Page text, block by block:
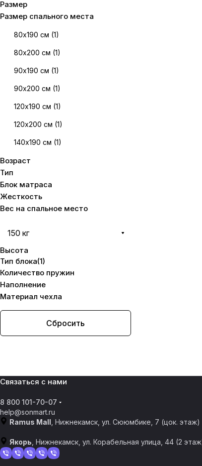
Размер
Размер спального места
80х190 см (1)
80х200 см (1)
90х190 см (1)
90х200 см (1)
120х190 см (1)
120х200 см (1)
140х190 см (1)
140х200 см
160х200 см
180х190 см(1 )
180х200 см
200х190 см
Возраст
Тип
Блок матраса
Жесткость
Вес на cпальное место
150 кг
Высота
Тип блока(1)
Количество пружин
Наполнение
Материал чехла
Сбросить
Связаться с нами
8 800 101-70-07
help@sonmart.ru
Ramus Mall , Нижнекамск, ул. Сююмбике, 7 (цок. этаж)
Якорь , Нижнекамск, ул. Корабельная улица, 44 (2